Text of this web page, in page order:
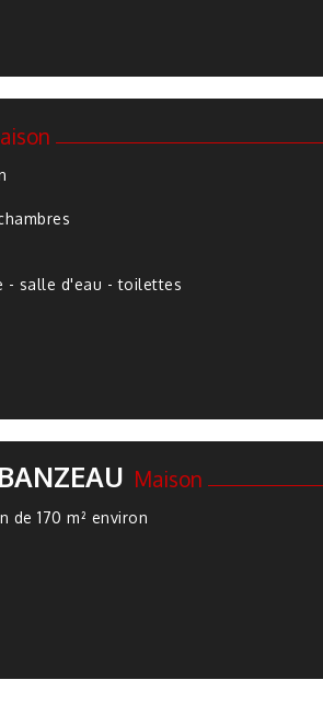
- salle d'eau - toilettes
Maison
de 170 m² environ